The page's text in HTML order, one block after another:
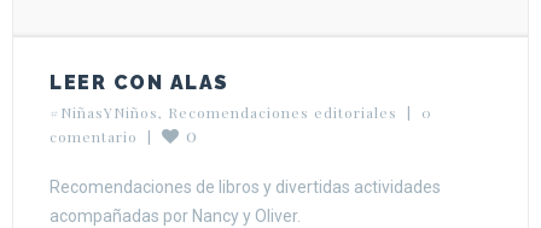
LEER CON ALAS
#NiñasYNiños, Recomendaciones editoriales |
0
comentario
| 0
Recomendaciones de libros y divertidas actividades
acompañadas por Nancy y Oliver.